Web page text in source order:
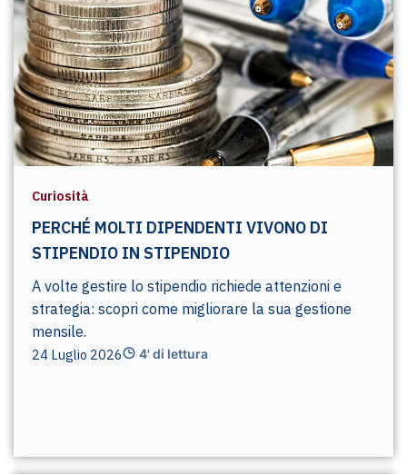
Curiosità
PERCHÉ MOLTI DIPENDENTI VIVONO DI
STIPENDIO IN STIPENDIO
A volte gestire lo stipendio richiede attenzioni e
strategia: scopri come migliorare la sua gestione
mensile.
24 Luglio 2026 4' di lettura